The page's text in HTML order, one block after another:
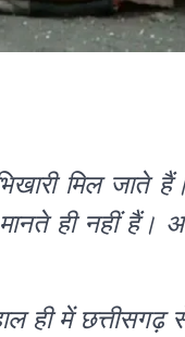
मिल जाते
ही नहीं हैं।
ही में